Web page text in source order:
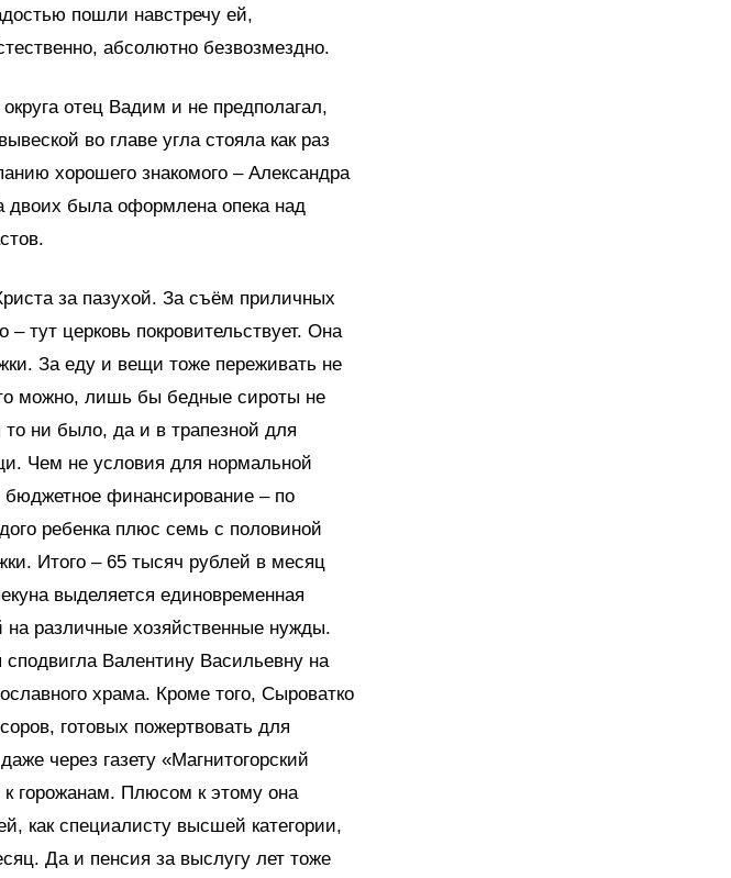
пошли навстречу ей,
абсолютно безвозмездно.
отец Вадим и не предполагал,
во главе угла стояла как раз
хорошего знакомого – Александра
двоих была оформлена опека над
за пазухой. За съём приличных
тут церковь покровительствует. Она
За еду и вещи тоже переживать не
можно, лишь бы бедные сироты не
ни было, да и в трапезной для
Чем не условия для нормальной
бюджетное финансирование – по
ребенка плюс семь с половиной
Итого – 65 тысяч рублей в месяц
выделяется единовременная
различные хозяйственные нужды.
Валентину Васильевну на
храма. Кроме того, Сыроватко
готовых пожертвовать для
через газету «Магнитогорский
горожанам. Плюсом к этому она
как специалисту высшей категории,
Да и пенсия за выслугу лет тоже